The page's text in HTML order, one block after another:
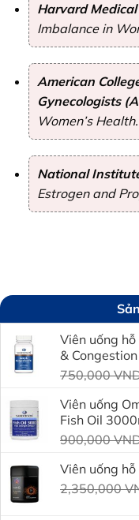
Harvard
Imbalance in
American
Gynecologists
Women’s Health.
National
Estrogen and
Viên uống
&
750,000
Viên uống
Fish Oil
900,000
Viên uống
2,350,000